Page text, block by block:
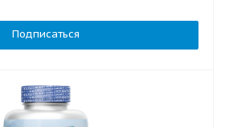
Подписаться